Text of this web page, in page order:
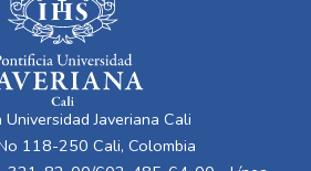
Javeriana Cali
118-250 Cali, Colombia